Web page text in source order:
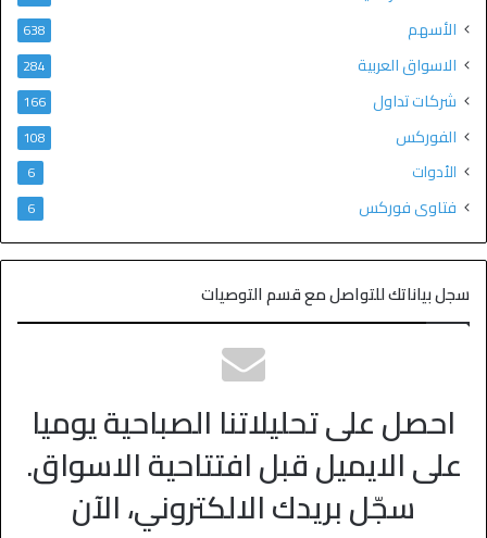
الأسهم 638
الاسواق العربية 284
شركات تداول 166
الفوركس 108
الأدوات 6
فتاوى فوركس 6
سجل بياناتك للتواصل مع قسم التوصيات
احصل على تحليلاتنا الصباحية يوميا
على الايميل قبل افتتاحية الاسواق.
سجّل بريدك الالكتروني، الآن